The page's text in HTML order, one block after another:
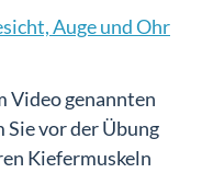
Auge und Ohr
Video genannten
Sie vor der Übung
Kiefermuskeln